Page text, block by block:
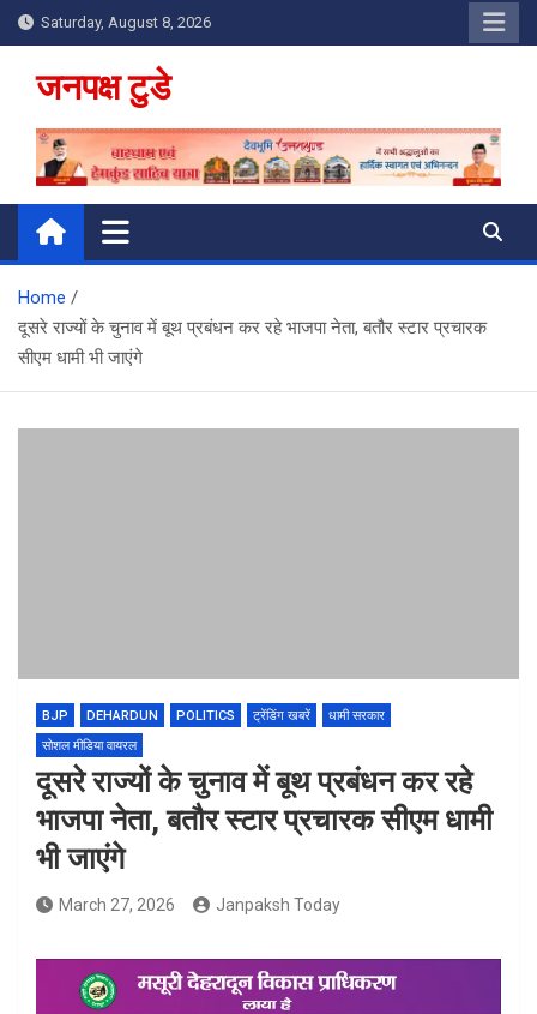
Skip
to
content
Saturday, August 8, 2026
जनपक्ष टुडे
Home
दूसरे राज्यों के चुनाव में बूथ प्रबंधन कर रहे भाजपा नेता, बतौर स्टार प्रचारक
सीएम धामी भी जाएंगे
BJP DEHARDUN POLITICS ट्रेंडिंग खबरें
धामी सरकार
सोशल मीडिया वायरल
दूसरे राज्यों के चुनाव में बूथ प्रबंधन कर रहे
भाजपा नेता, बतौर स्टार प्रचारक सीएम धामी
भी जाएंगे
March 27, 2026 Janpaksh Today